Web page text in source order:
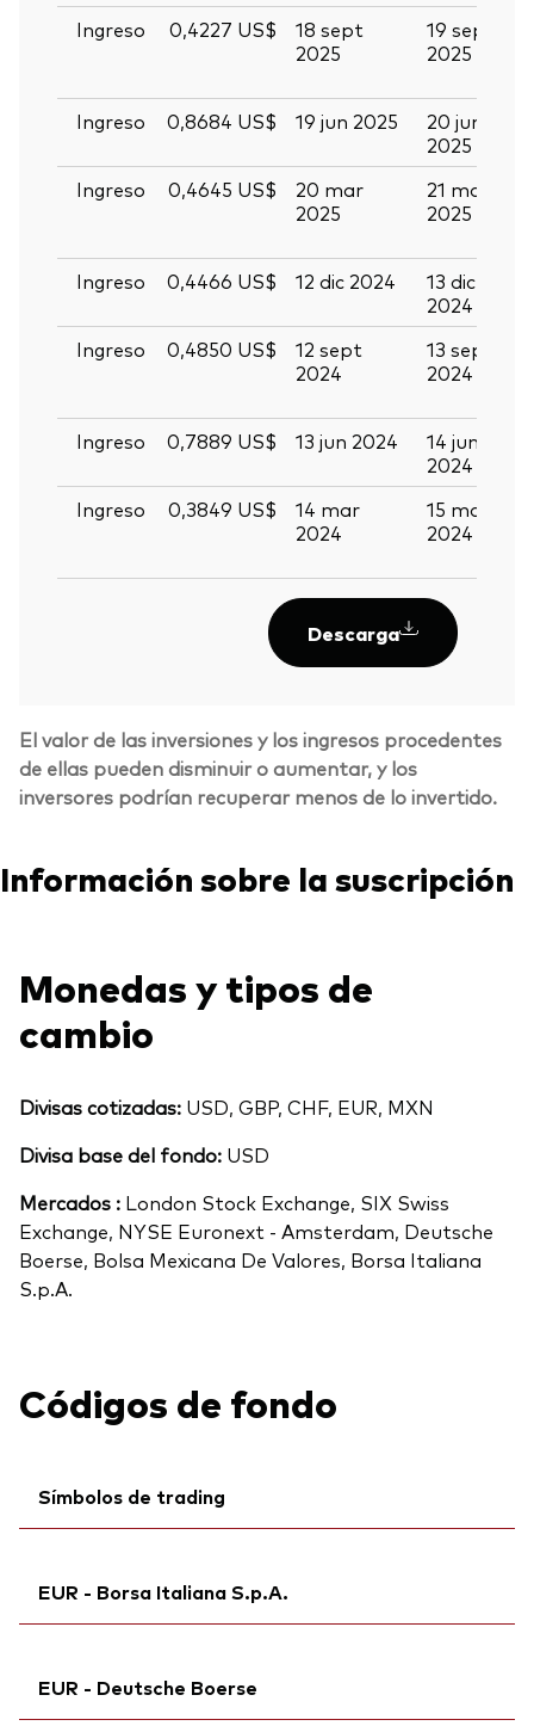
Ingreso
0,4227 US$
18 sept
2025
19 sept
2025
Ingreso
0,8684 US$ 19 jun 2025
20 jun
2025
Ingreso
0,4645 US$
20 mar
2025
21 mar
2025
Ingreso
0,4466 US$ 12 dic 2024
13 dic
2024
Ingreso
0,4850 US$
12 sept
2024
13 sept
2024
Ingreso
0,7889 US$ 13 jun 2024
14 jun
2024
Ingreso
0,3849 US$
14 mar
2024
15 mar
2024
Descarga
El valor de las inversiones y los ingresos procedentes
de ellas pueden disminuir o aumentar, y los
inversores podrían recuperar menos de lo invertido.
Información sobre la suscripción
Monedas y tipos de
cambio
Divisas cotizadas: USD, GBP, CHF, EUR, MXN
Divisa base del fondo: USD
Mercados : London Stock Exchange, SIX Swiss
Exchange, NYSE Euronext - Amsterdam, Deutsche
Boerse, Bolsa Mexicana De Valores, Borsa Italiana
S.p.A.
Códigos de fondo
Símbolos de trading
Bloomberg:VWRL NA
ISIN:
IE00B3RBWM25
ID MEX:VIBAAA
EUR - Borsa Italiana S.p.A.
Ticker de cotización:
EUR - Deutsche Boerse